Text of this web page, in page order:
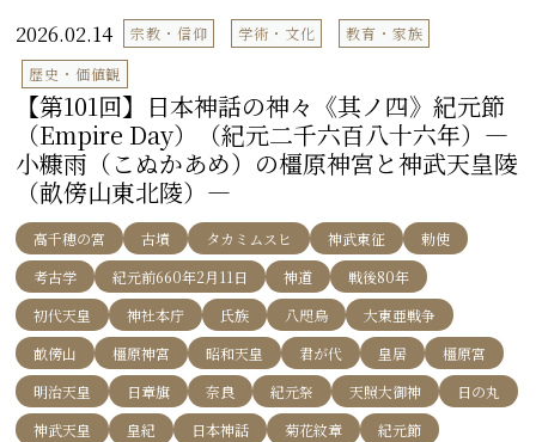
2026.02.14 宗教・信仰 学術・文化
教育・家族
歴史・価値観
【第101回】日本神話の神々《其ノ四》紀元節
（Empire Day）（紀元二千六百八十六年）―
小糠雨（こぬかあめ）の橿原神宮と神武天皇陵
（畝傍山東北陵）―
高千穂の宮 古墳 タカミムスヒ 神武東征
勅使
考古学
紀元前660年2月11日 神道
戦後80年
初代天皇
神社本庁 氏族 八咫烏
大東亜戦争
畝傍山
橿原神宮 昭和天皇 君が代 皇居
橿原宮
明治天皇
日章旗 奈良 紀元祭 天照大御神
日の丸
神武天皇
皇紀 日本神話 菊花紋章
紀元節